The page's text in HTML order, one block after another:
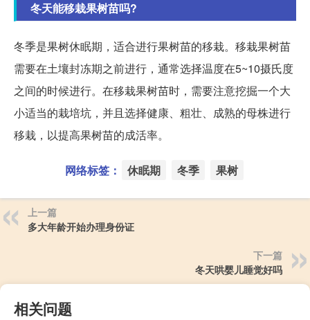
冬天能移栽果树苗吗?
冬季是果树休眠期，适合进行果树苗的移栽。移栽果树苗
需要在土壤封冻期之前进行，通常选择温度在5~10摄氏度
之间的时候进行。在移栽果树苗时，需要注意挖掘一个大
小适当的栽培坑，并且选择健康、粗壮、成熟的母株进行
移栽，以提高果树苗的成活率。
网络标签： 休眠期 冬季 果树
上一篇
多大年龄开始办理身份证
下一篇
冬天哄婴儿睡觉好吗
相关问题